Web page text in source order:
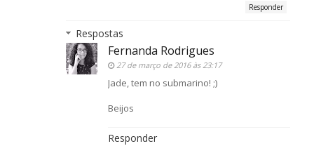
Responder
Respostas
Fernanda Rodrigues
27 de março de 2016 às 23:17
Jade, tem no submarino! ;)
Beijos
Responder